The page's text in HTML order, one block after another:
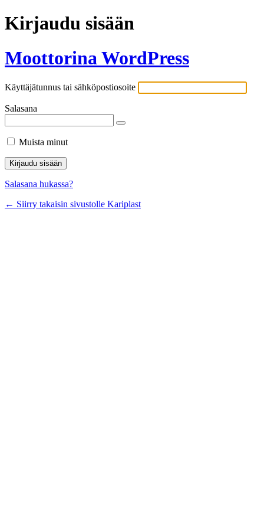
Kirjaudu sisään
Moottorina WordPress
Käyttäjätunnus tai sähköpostiosoite
Salasana
Muista minut
Salasana hukassa?
← Siirry takaisin sivustolle Kariplast